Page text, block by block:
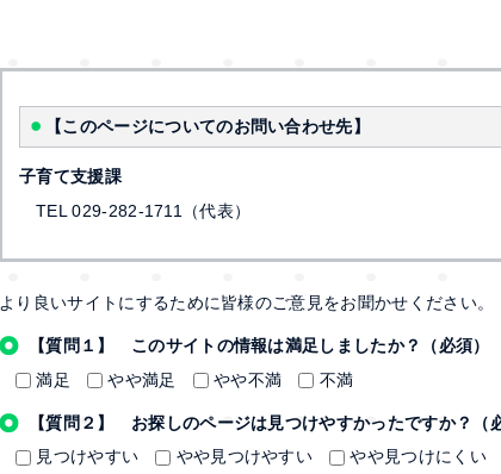
【このページについてのお問い合わせ先】
子育て支援課
TEL 029-282-1711（代表）
より良いサイトにするために皆様のご意見をお聞かせください。
【質問１】 このサイトの情報は満足しましたか？（必須）
満足
やや満足 やや不満 不満
【質問２】 お探しのページは見つけやすかったですか？（
見つけやすい
やや見つけやすい やや見つけにくい